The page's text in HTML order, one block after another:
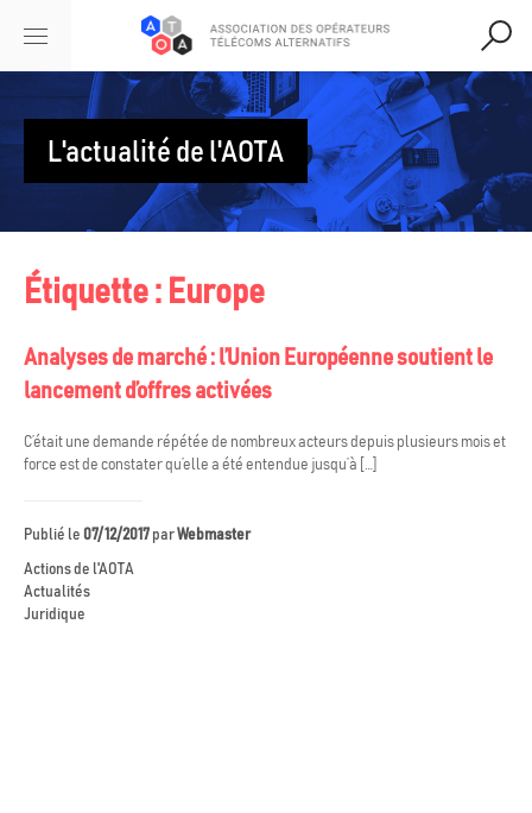
L'actualité de l'AOTA
Étiquette : Europe
Analyses de marché : l’Union Européenne soutient le
lancement d’offres activées
C’était une demande répétée de nombreux acteurs depuis plusieurs mois et
force est de constater qu’elle a été entendue jusqu’à […]
Publié le 07/12/2017 parWebmaster
Actions de l'AOTA
Actualités
Juridique